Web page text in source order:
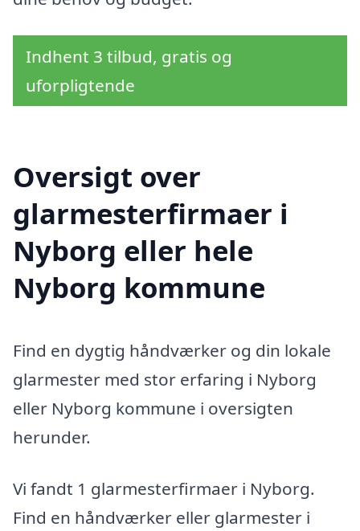
Indhent 3 tilbud, gratis og
uforpligtende
Oversigt over
glarmesterfirmaer i
Nyborg eller hele
Nyborg kommune
Find en dygtig håndværker og din lokale
glarmester med stor erfaring i Nyborg
eller Nyborg kommune i oversigten
herunder.
Vi fandt 1 glarmesterfirmaer i Nyborg.
Find en håndværker eller glarmester i